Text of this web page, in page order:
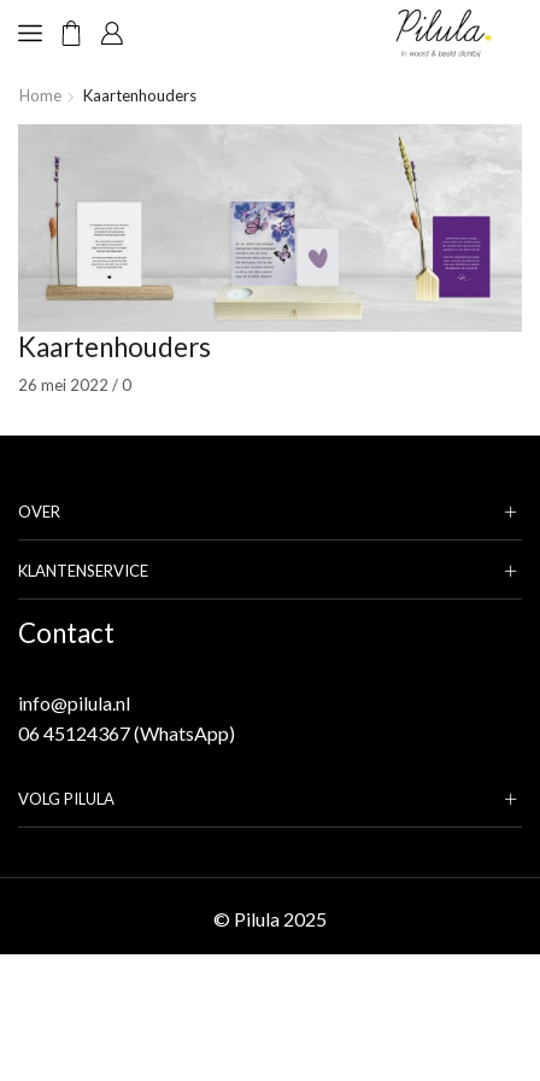
Home Kaartenhouders
Kaartenhouders
26 mei 2022 /0
OVER
KLANTENSERVICE
Contact
info@pilula.nl
06 45124367 (WhatsApp)
VOLG PILULA
© Pilula 2025